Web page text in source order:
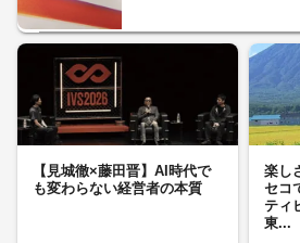
【見城徹×藤田晋】AI時代で
も変わらない経営者の本質
楽し
セコ
ティ
東...